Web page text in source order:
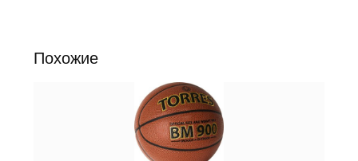
Похожие